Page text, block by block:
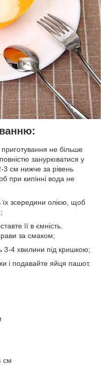
не більше
занурюватися у
см нижче за рівень
при кипінні вода не
їх зсередини олією, щоб
її в ємність.
за смаком;
3-4 хвилини під кришкою;
і подавайте яйця пашот.
см